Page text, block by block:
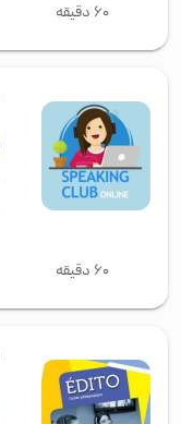
۶۰ دقیقه
۶۰ دقیقه